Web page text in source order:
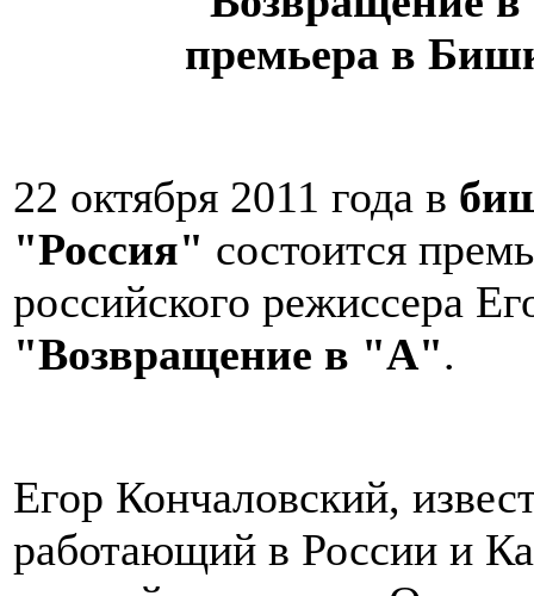
премьера в
22 октября 2011 года в
"Россия" состоится
российского режиссера
"Возвращение в "А".
Егор Кончаловский,
работающий в России и